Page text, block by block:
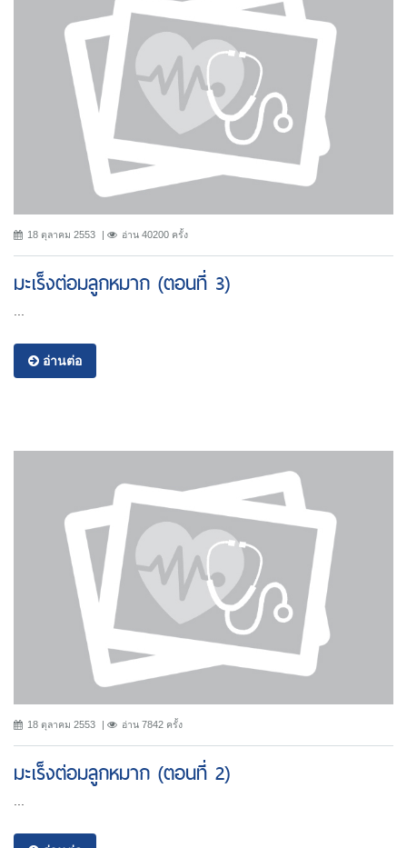
18 ตุลาคม 2553 อ่าน 40200 ครั้ง
มะเร็งต่อมลูกหมาก (ตอนที่ 3)
อ่านต่อ
18 ตุลาคม 2553 อ่าน 7842 ครั้ง
มะเร็งต่อมลูกหมาก (ตอนที่ 2)